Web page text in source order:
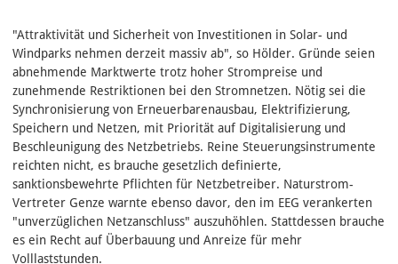
"Attraktivität und Sicherheit von Investitionen in Solar- und
Windparks nehmen derzeit massiv ab", so Hölder. Gründe seien
abnehmende Marktwerte trotz hoher Strompreise und
zunehmende Restriktionen bei den Stromnetzen. Nötig sei die
Synchronisierung von Erneuerbarenausbau, Elektrifizierung,
Speichern und Netzen, mit Priorität auf Digitalisierung und
Beschleunigung des Netzbetriebs. Reine Steuerungsinstrumente
reichten nicht, es brauche gesetzlich definierte,
sanktionsbewehrte Pflichten für Netzbetreiber. Naturstrom-
Vertreter Genze warnte ebenso davor, den im EEG verankerten
"unverzüglichen Netzanschluss" auszuhöhlen. Stattdessen brauche
es ein Recht auf Überbauung und Anreize für mehr
Volllaststunden.